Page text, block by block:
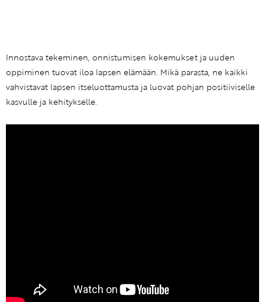
Innostava tekeminen, onnistumisen kokemukset ja uuden
oppiminen tuovat iloa lapsen elämään. Mikä parasta, ne kaikki
vahvistavat lapsen itseluottamusta ja luovat pohjan positiiviselle
kasvulle ja kehitykselle.